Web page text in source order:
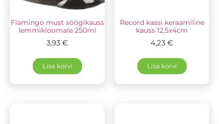
Flamingo must söögikauss
lemmikloomale 250ml
3,93 €
Lisa korvi
Record kassi keraamiline
kauss 12,5x4cm
4,23 €
Lisa korvi